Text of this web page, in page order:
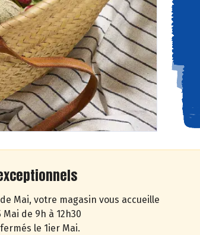
Mai, votre magasin vous accueille
Mai de 9h à 12h30
le 1ier Mai.